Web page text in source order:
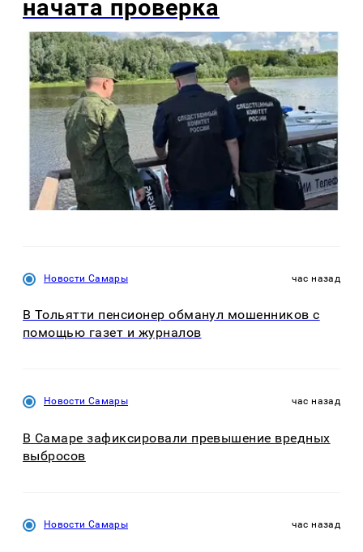
начата проверка
Новости Самары час назад
В Тольятти пенсионер обманул мошенников с
помощью газет и журналов
Новости Самары час назад
В Самаре зафиксировали превышение вредных
выбросов
Новости Самары час назад